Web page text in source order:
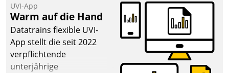
Datatrain ermöglicht
automatisiert ausgelöste,
zielgerichtete
Mieterbefragungen – eine
starke Grundlage für
UVI-App
Warm auf die Hand
Datatrains flexible UVI-
App stellt die seit 2022
verpflichtende
unterjährige